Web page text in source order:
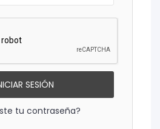
SESIÓN
tu contraseña?